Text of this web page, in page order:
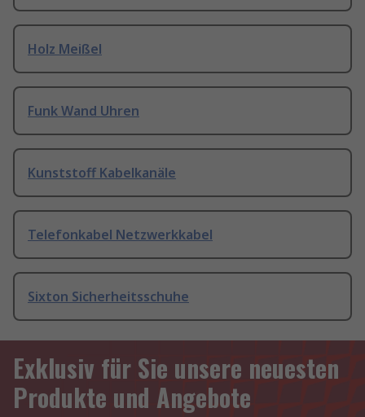
Holz Meißel
Funk Wand Uhren
Kunststoff Kabelkanäle
Telefonkabel Netzwerkkabel
Sixton Sicherheitsschuhe
Exklusiv für Sie unsere neuesten
Produkte und Angebote